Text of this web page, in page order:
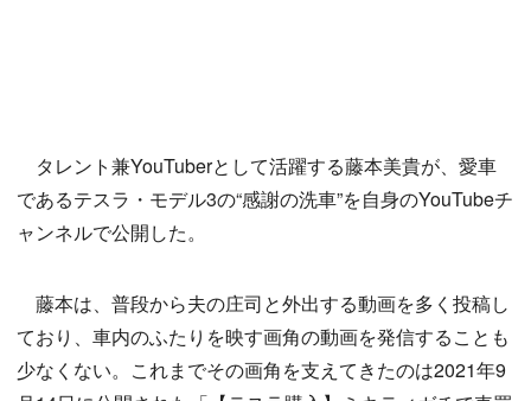
タレント兼YouTuberとして活躍する藤本美貴が、愛車
であるテスラ・モデル3の“感謝の洗車”を自身のYouTubeチ
ャンネルで公開した。
藤本は、普段から夫の庄司と外出する動画を多く投稿し
ており、車内のふたりを映す画角の動画を発信することも
少なくない。これまでその画角を支えてきたのは2021年9